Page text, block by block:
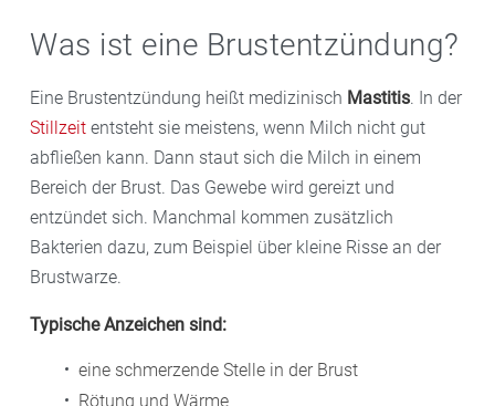
Was ist eine Brustentzündung?
Eine Brustentzündung heißt medizinisch Mastitis. In der
Stillzeit entsteht sie meistens, wenn Milch nicht gut
abfließen kann. Dann staut sich die Milch in einem
Bereich der Brust. Das Gewebe wird gereizt und
entzündet sich. Manchmal kommen zusätzlich
Bakterien dazu, zum Beispiel über kleine Risse an der
Brustwarze.
Typische Anzeichen sind:
eine schmerzende Stelle in der Brust
Rötung und Wärme